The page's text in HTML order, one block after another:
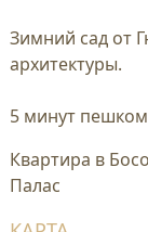
Зимний сад от
архитектуры.
5 минут
Квартира в
Палас